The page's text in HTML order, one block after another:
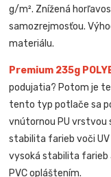
g/m². Znížená
samozrejmosťou.
materiálu.
Premium 235g
podujatia? Potom je
tento typ potlače sa
vnútornou PU vrstvou
stabilita farieb voči UV
vysoká stabilita farieb
PVC opláštením.